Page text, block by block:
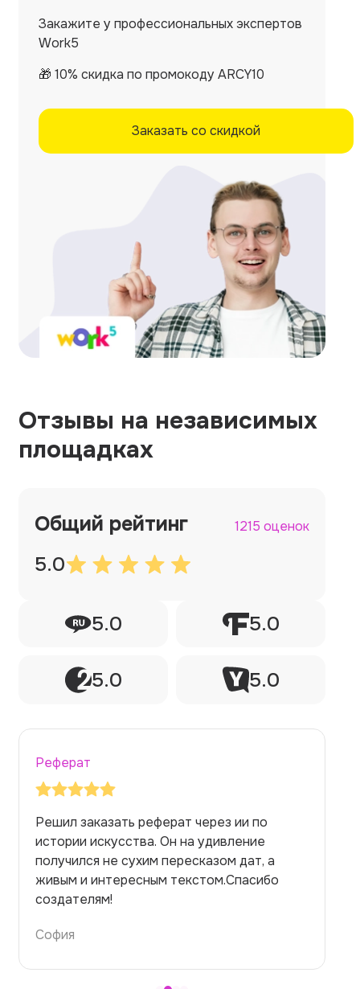
Закажите у профессиональных экспертов
Work5
🎁 10% скидка по промокоду ARCY10
Заказать со скидкой
Отзывы на независимых
площадках
Общий рейтинг 1215 оценок
5.0
5.0 5.0
5.0 5.0
Реферат
Заказывала реферат с помощью нейросети
на медицинскую тему. Ожидала худшего,
но справилась. Термины использовала
правильно. Для быстрого ознакомления с
темой — идеально.
Алина